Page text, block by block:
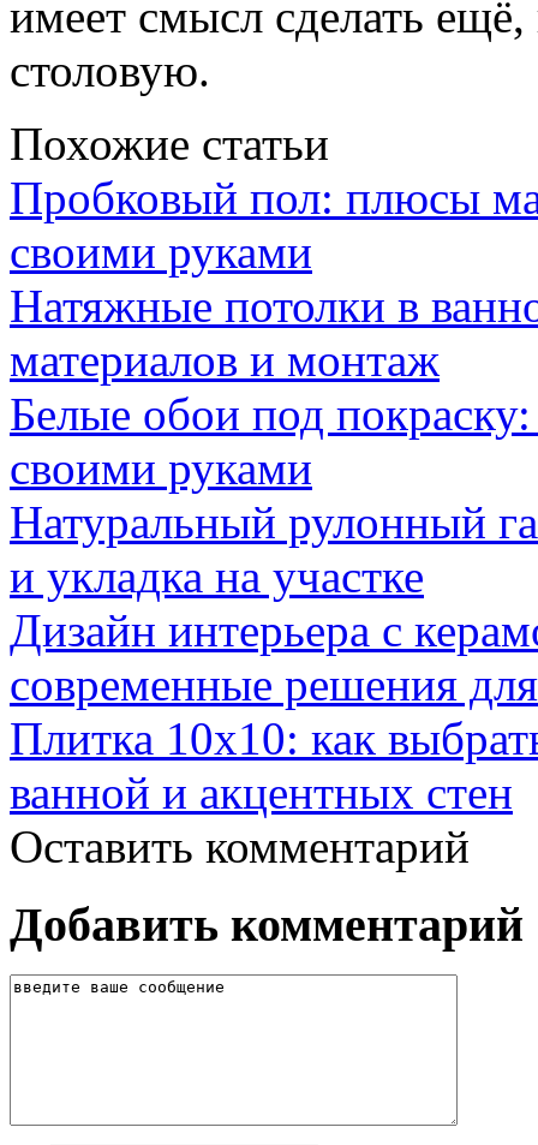
имеет смысл сделать
столовую.
Похожие статьи
Пробковый пол: плюсы
своими руками
Натяжные потолки в
материалов и монтаж
Белые обои под
своими руками
Натуральный рулонный
и укладка на участке
Дизайн интерьера с
современные решения
Плитка 10х10: как
ванной и акцентных стен
Оставить комментарий
Добавить комментарий